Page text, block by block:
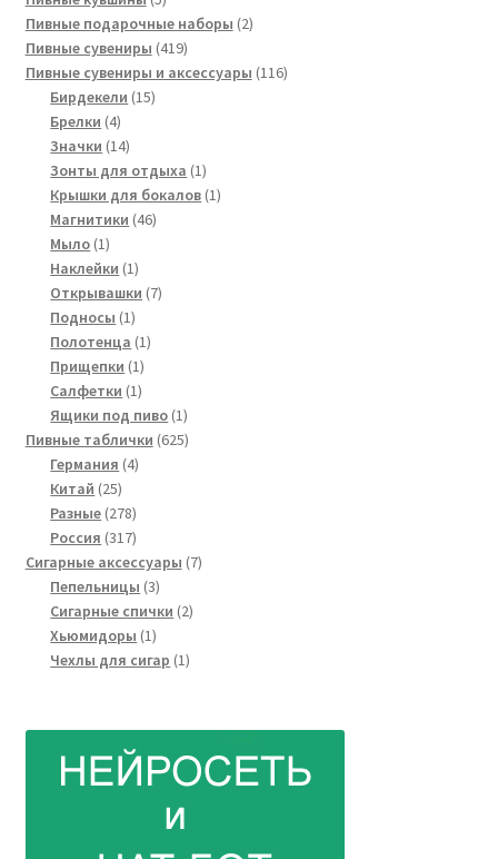
товаров
Пивные подарочные наборы 22
Пивные сувениры 419419
товаров
Пивные сувениры и аксессуары 116116
Бирдекели 1515
Брелки 44
товара
Значки 1414
товаров
Зонты для отдыха 11
товар
Крышки для бокалов 11
Магнитики 4646
Мыло 11
товар
Наклейки 11
товар
Открывашки 77
Подносы 11
товар
Полотенца 11
Прищепки 11
товар
Салфетки 11
товар
Ящики под пиво 11
товар
Пивные таблички 625625
Германия 44
Китай 2525
товаров
Разные 278278
товаров
Россия 317317
товаров
Сигарные аксессуары 77
Пепельницы 33
товара
Сигарные спички 22
Хьюмидоры 11
товар
Чехлы для сигар 11